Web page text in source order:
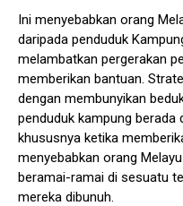
Ini menyebabkan orang
daripada penduduk
melambatkan pergerakan
memberikan bantuan.
dengan membunyikan
penduduk kampung
khususnya ketika
menyebabkan orang
beramai-ramai di sesuatu
mereka dibunuh.